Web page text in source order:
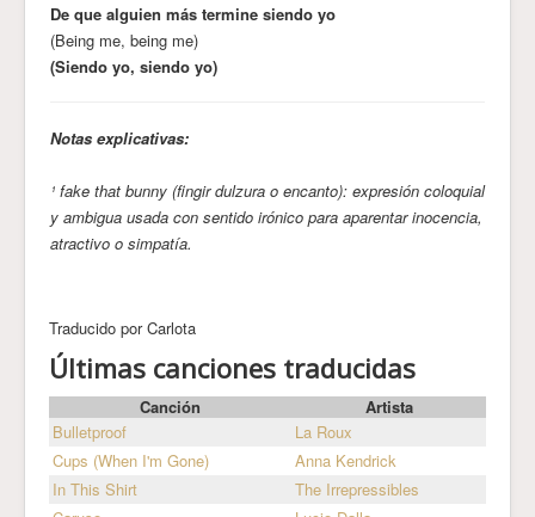
De que alguien más termine siendo yo
(Being me, being me)
(Siendo yo, siendo yo)
Notas explicativas:
¹ fake that bunny (fingir dulzura o encanto): expresión coloquial
y ambigua usada con sentido irónico para aparentar inocencia,
atractivo o simpatía.
Traducido por Carlota
Últimas canciones traducidas
Canción
Artista
Bulletproof
La Roux
Cups (When I'm Gone)
Anna Kendrick
In This Shirt
The Irrepressibles